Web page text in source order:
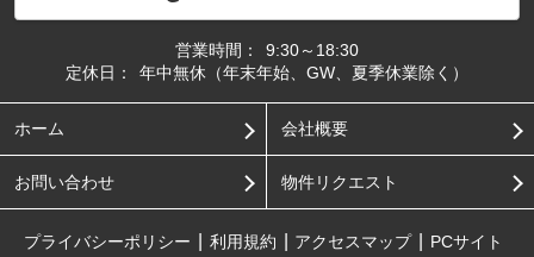
営業時間：
9:30～18:30
定休日：
年中無休（年末年始、GW、夏季休業除く）
ホーム 会社概要
お問い合わせ 物件リクエスト
プライバシーポリシー 利用規約 アクセスマップ PCサイト